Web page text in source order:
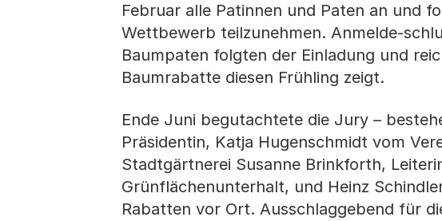
Februar alle Patinnen und Paten an und
Wettbewerb teilzunehmen. Anmelde-
Baumpaten folgten der Einladung und
Baumrabatte diesen Frühling zeigt.
Ende Juni begutachtete die Jury –
Präsidentin, Katja Hugenschmidt vom
Stadtgärtnerei Susanne Brinkforth,
Grünflächenunterhalt, und Heinz
Rabatten vor Ort. Ausschlaggebend für